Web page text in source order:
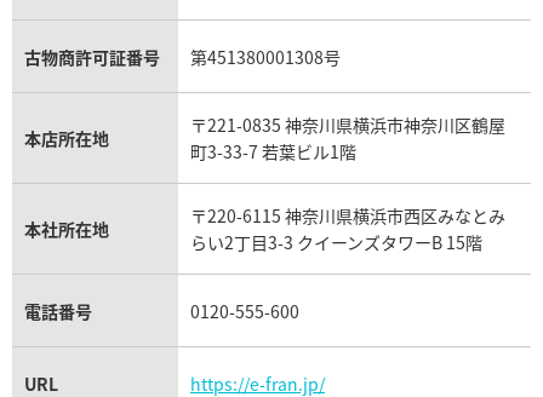
アクアマリン買取
オメガ買取
カルティエ買取
フランク ミュラー買取
リシャール・ミル買取
パネライ買取
チューダー（チュードル）買取
プラダ買取
モーブッサン買取
古物商許可証番号 第451380001308号
本店所在地
〒221-0835 神奈川県横浜市神奈川区鶴屋
町3-33-7 若葉ビル1階
本社所在地
〒220-6115 神奈川県横浜市西区みなとみ
らい2丁目3-3 クイーンズタワーB 15階
電話番号 0120-555-600
URL https://e-fran.jp/